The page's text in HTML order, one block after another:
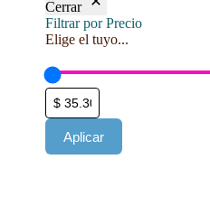
Cerrar
Filtrar por Precio
Elige el tuyo...
Aplicar